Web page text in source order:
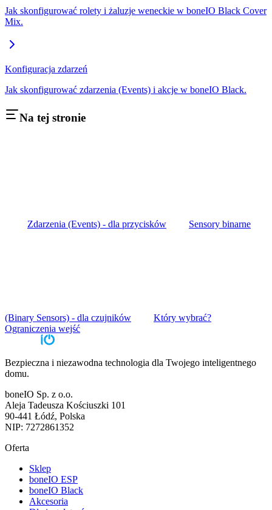
Jak skonfigurować rolety i żaluzje weneckie w boneIO Black Cover
Mix.
Konfiguracja zdarzeń
Jak skonfigurować zdarzenia (Events) i akcje w boneIO Black.
Na tej stronie
Zdarzenia (Events) - dla przycisków Sensory binarne
(Binary Sensors) - dla czujników
Który wybrać?
Ograniczenia wejść
Bezpieczna i niezawodna technologia dla Twojego inteligentnego
domu.
boneIO Sp. z o.o.
Aleja Tadeusza Kościuszki 101
90-441 Łódź, Polska
NIP: 7272861352
Oferta
Sklep
boneIO ESP
boneIO Black
Akcesoria